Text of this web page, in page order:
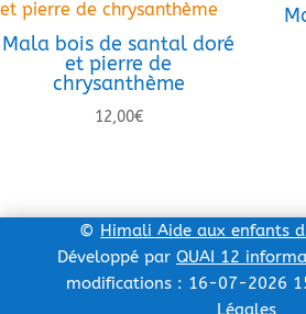
Mala bois de santal doré
et pierre de
chrysanthème
12,00€
© Himali Aide aux enfants
Développé par QUAI 12
modifications : 16-07-2026
Légales